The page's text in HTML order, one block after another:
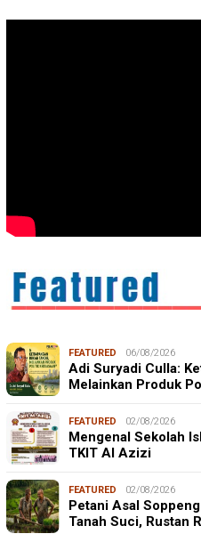
FEATURED 06/08/2026
Adi Suryadi Culla:
Melainkan Produk
FEATURED 02/08/2026
Mengenal Sekolah
TKIT Al Azizi
FEATURED 02/08/2026
Petani Asal
Tanah Suci, Rustan